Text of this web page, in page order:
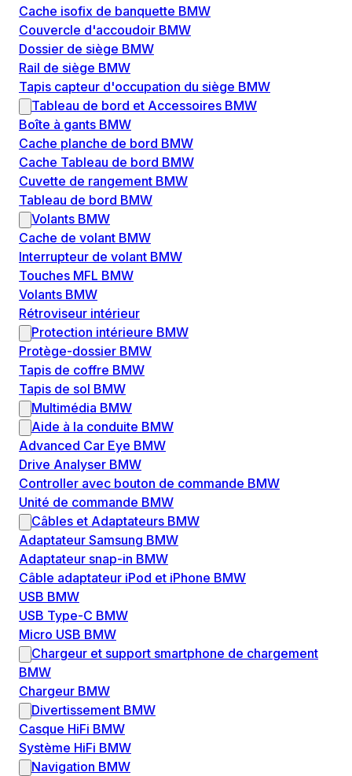
Cache isofix de banquette BMW
Couvercle d'accoudoir BMW
Dossier de siège BMW
Rail de siège BMW
Tapis capteur d'occupation du siège BMW
Tableau de bord et Accessoires BMW
Boîte à gants BMW
Cache planche de bord BMW
Cache Tableau de bord BMW
Cuvette de rangement BMW
Tableau de bord BMW
Volants BMW
Cache de volant BMW
Interrupteur de volant BMW
Touches MFL BMW
Volants BMW
Rétroviseur intérieur
Protection intérieure BMW
Protège-dossier BMW
Tapis de coffre BMW
Tapis de sol BMW
Multimédia BMW
Aide à la conduite BMW
Advanced Car Eye BMW
Drive Analyser BMW
Controller avec bouton de commande BMW
Unité de commande BMW
Câbles et Adaptateurs BMW
Adaptateur Samsung BMW
Adaptateur snap-in BMW
Câble adaptateur iPod et iPhone BMW
USB BMW
USB Type-C BMW
Micro USB BMW
Chargeur et support smartphone de chargement
BMW
Chargeur BMW
Divertissement BMW
Casque HiFi BMW
Système HiFi BMW
Navigation BMW